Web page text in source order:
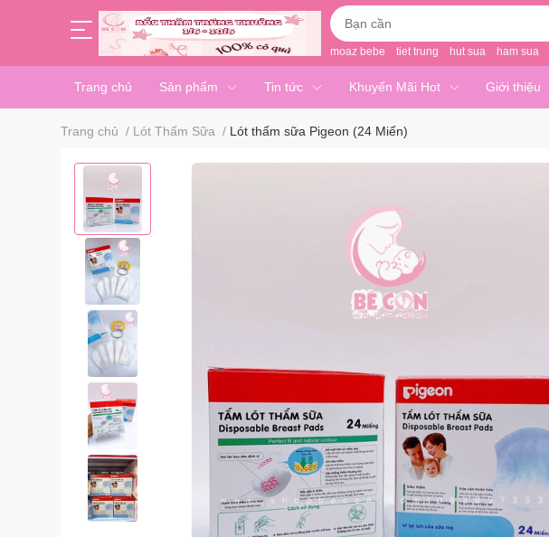
moaz bebe tiet trung hut sua ham sua
Trang chủ Sản phẩm Tin tức Khuyến Mãi Hot Giới thiệu
Trang chủ / Lót Thấm Sữa / Lót thấm sữa Pigeon (24 Miến)